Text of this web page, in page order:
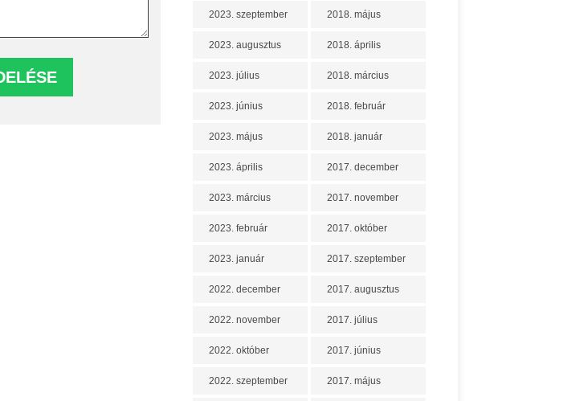
2023. szeptember
2023. augusztus
2023. július
2023. június
2023. május
2023. április
2023. március
2023. február
2023. január
2022. december
2022. november
2022. október
2022. szeptember
2018. május
2018. április
2018. március
2018. február
2018. január
2017. december
2017. november
2017. október
2017. szeptember
2017. augusztus
2017. július
2017. június
2017. május